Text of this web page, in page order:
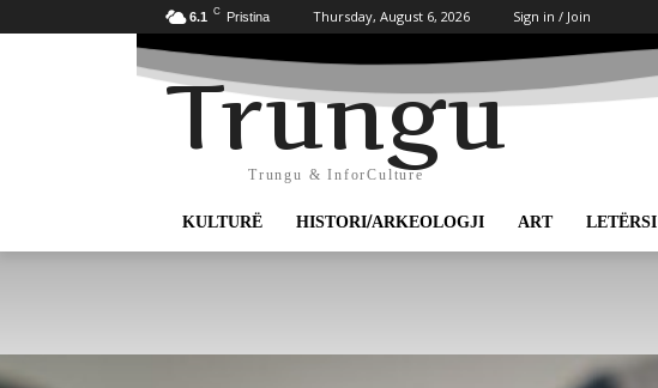
6.1 C Pristina Thursday, August 6, 2026 Sign in / Join
Trungu
Trungu & InforCulture
KULTURË HISTORI/ARKEOLOGJI ART LETËRSI